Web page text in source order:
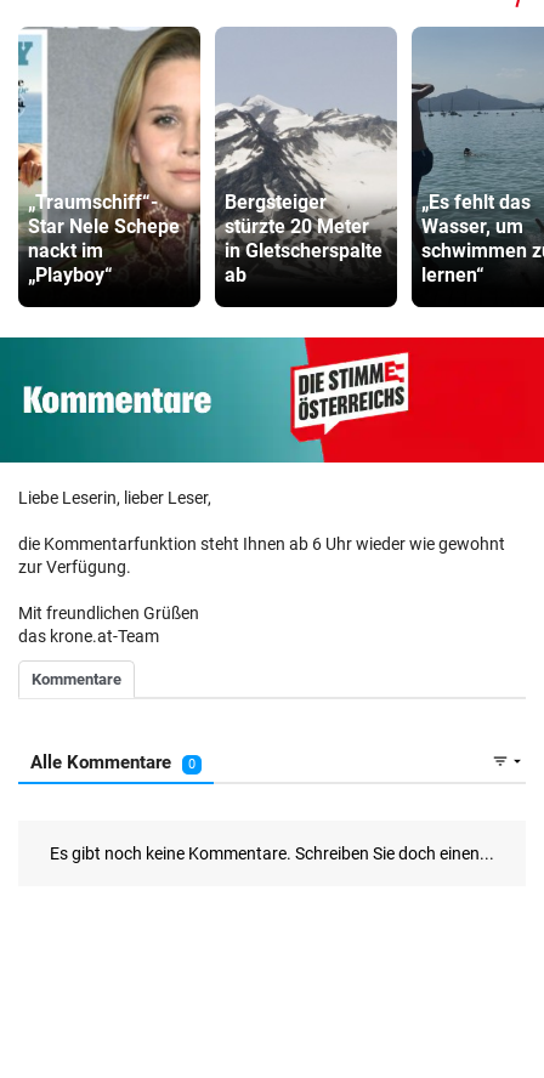
Fahrradanhänger Vergleich
ZUM VERGLEICH
Faszienrolle Vergleich
ZUM VERGLEICH
Hoverboard Vergleich
ZUM VERGLEICH
„Traumschiff“-
Star Nele Schepe
nackt im
„Playboy“
Bergsteiger
stürzte 20 Meter
in Gletscherspalte
ab
„Es fehlt das
Wasser, um
schwimmen
lernen“
Liebe Leserin, lieber Leser,
die Kommentarfunktion steht Ihnen ab 6 Uhr wieder wie gewohnt
zur Verfügung.
Mit freundlichen Grüßen
das krone.at-Team